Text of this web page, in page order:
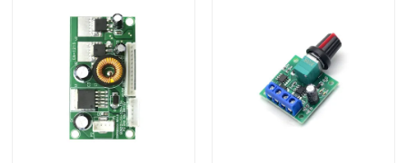
Tentang Kami
Tur Pabrik
Kontrol Kualitas